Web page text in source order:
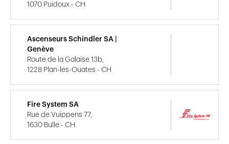
1070 Puidoux - CH
Ascenseurs Schindler SA |
Genève
Route de la Galaise 13b,
1228 Plan-les-Ouates - CH
Fire System SA
Rue de Vuippens 77,
1630 Bulle - CH